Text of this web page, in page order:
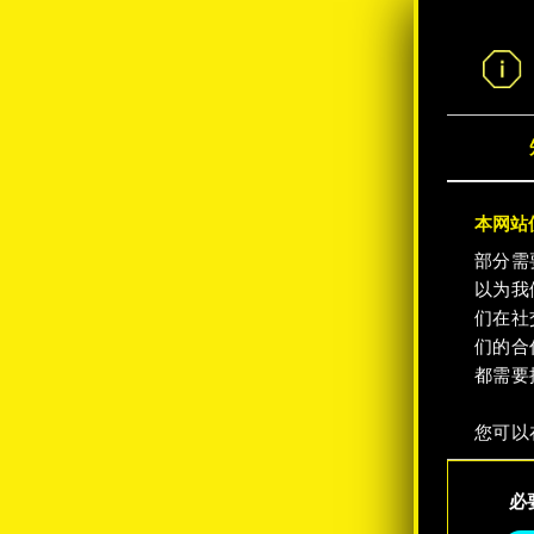
本网
部分
以为
们在
们的
都需要
您可
整您对
定"。
必
界